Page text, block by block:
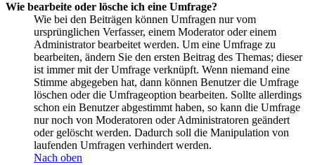
Wie bearbeite oder lösche ich eine Umfrage?
Wie bei den Beiträgen können Umfragen nur vom
ursprünglichen Verfasser, einem Moderator oder einem
Administrator bearbeitet werden. Um eine Umfrage zu
bearbeiten, ändern Sie den ersten Beitrag des Themas; dieser
ist immer mit der Umfrage verknüpft. Wenn niemand eine
Stimme abgegeben hat, dann können Benutzer die Umfrage
löschen oder die Umfrageoption bearbeiten. Sollte allerdings
schon ein Benutzer abgestimmt haben, so kann die Umfrage
nur noch von Moderatoren oder Administratoren geändert
oder gelöscht werden. Dadurch soll die Manipulation von
laufenden Umfragen verhindert werden.
Nach oben